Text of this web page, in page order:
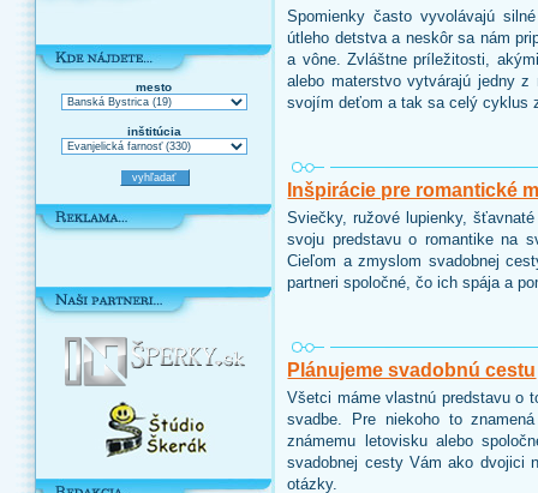
mesto
inštitúcia
Spomienky často vyvolávajú
útleho detstva a neskôr sa nám
a vône. Zvláštne príležitosti,
alebo materstvo vytvárajú jedny z
svojím deťom a tak sa celý cyklus
Inšpirácie pre romantické
Sviečky, ružové lupienky,
svoju predstavu o romantike na
Cieľom a zmyslom svadobnej
partneri spoločné, čo ich spája a
Plánujeme svadobnú cestu
Všetci máme vlastnú predstavu o
svadbe. Pre niekoho to
známemu letovisku alebo
svadobnej cesty Vám ako dvojici
otázky.